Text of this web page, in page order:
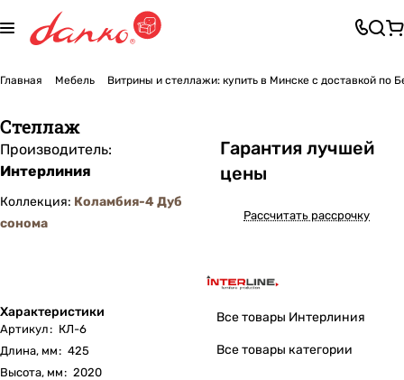
Главная Мебель Витрины и стеллажи: купить в Минске с доставкой по
Стеллаж
Производитель:
Интерлиния
Коллекция: Коламбия-4 Дуб
сонома
Характеристики
Артикул: КЛ-6
Длина, мм: 425
Высота, мм: 2020
Гарантия лучшей
цены
Рассчитать рассрочку
Все товары Интерлиния
Все товары категории